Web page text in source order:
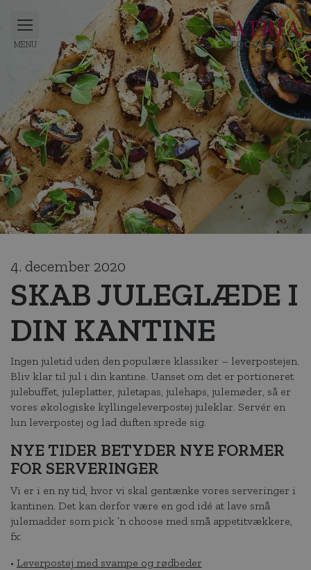
4. december 2020
SKAB JULEGLÆDE I
DIN KANTINE
Ingen juletid uden den populære klassiker – leverpostejen.
Bliv klar til jul i din kantine. Uanset om det er portioneret
julebuffet, juleplatter, juletapas, julehaps, julemøder, så er
vores økologiske kyllingeleverpostej juleklar. Servér en
lun leverpostej og lad duften sprede sig.
NYE TIDER BETYDER NYE FORMER
FOR SERVERINGER
Vi er i en ny tid, hvor vi skal gentænke vores serveringer i
kantinen. Det kan derfor være en god idé at lave små
julemadder som pick ’n choose med små appetitvækkere,
fx:
• Leverpostej med svampe og rødbeder